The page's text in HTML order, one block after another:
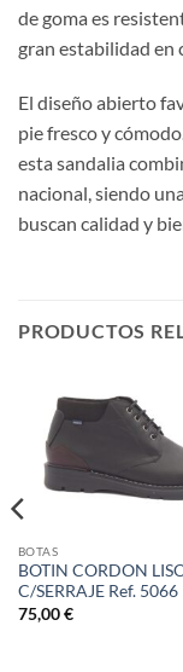
de goma es
gran estabilidad en
El diseño abierto
pie fresco y
esta sandalia
nacional, siendo
buscan calidad y
PRODUCTOS
BOTAS
BOTIN CORDON
C/SERRAJE Ref. 5066
75,00€